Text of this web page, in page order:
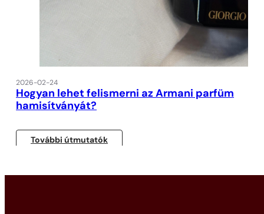
2026-02-24
Hogyan lehet felismerni az Armani parfüm
hamisítványát?
További útmutatók